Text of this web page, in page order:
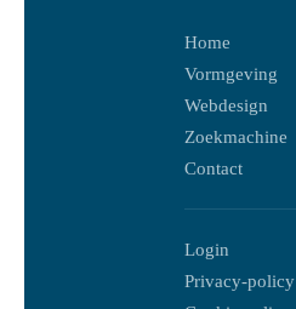
Home
Vormgeving
Webdesign
Zoekmachine
Contact
Login
Privacy-policy